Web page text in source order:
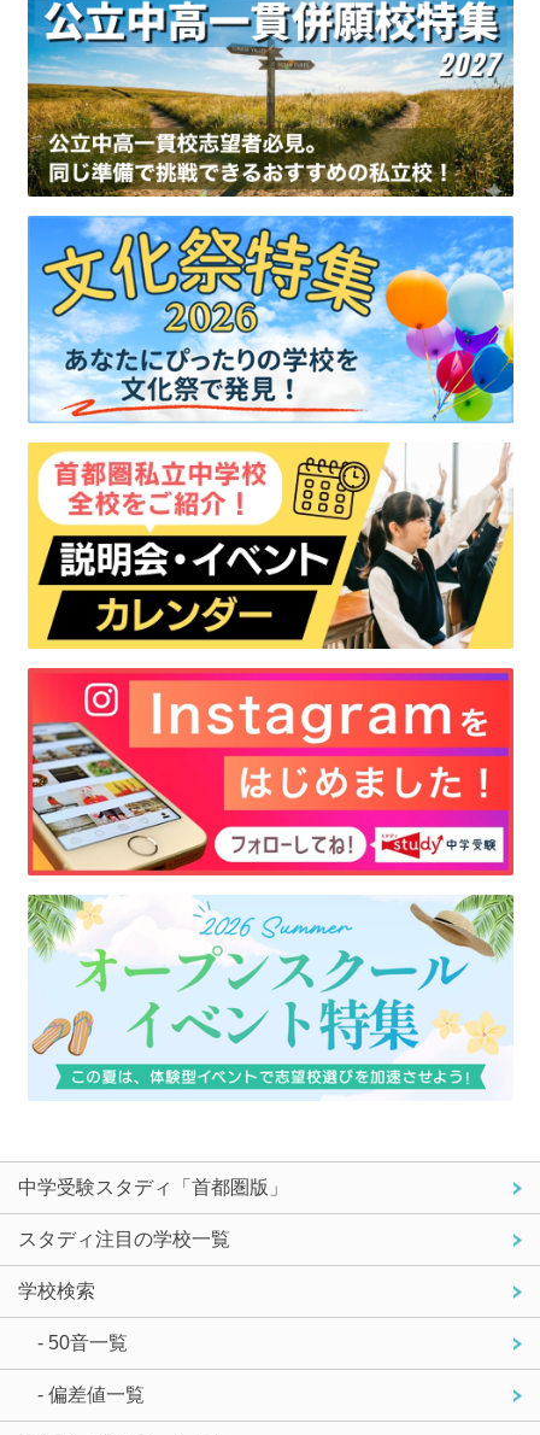
中学受験スタディ「首都圏版」
スタディ注目の学校一覧
学校検索
- 50音一覧
- 偏差値一覧